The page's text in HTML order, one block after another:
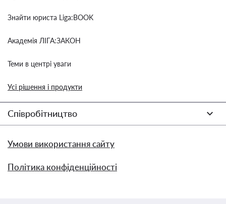
Знайти юриста Liga:BOOK
Академія ЛІГА:ЗАКОН
Теми в центрі уваги
Усі рішення і продукти
Співробітництво
Умови використання сайту
Політика конфіденційності